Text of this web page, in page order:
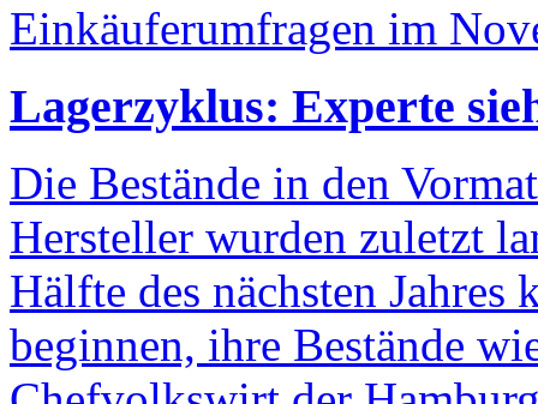
Einkäuferumfragen im
Lagerzyklus: Experte
Die Bestände in den
Hersteller wurden zuletzt
Hälfte des nächsten
beginnen, ihre Bestände